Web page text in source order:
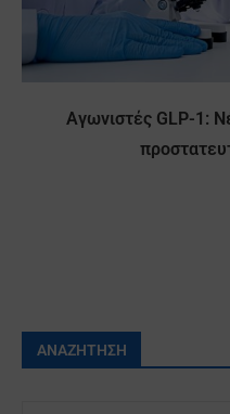
Αγωνιστές GLP-1:
ΑΝΑΖΉΤΗΣΗ